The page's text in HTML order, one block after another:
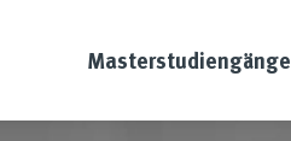
Masterstudiengänge